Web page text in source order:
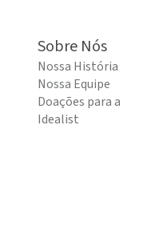
Sobre Nós
Nossa História
Nossa Equipe
Doações para a
Idealist